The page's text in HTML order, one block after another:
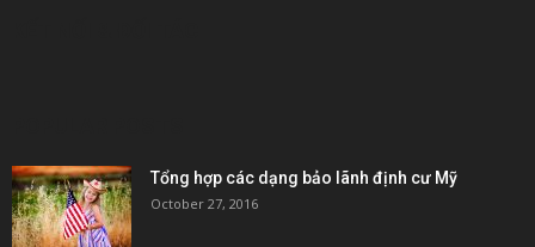
Tổng hợp các dạng bảo lãnh định cư Mỹ
October 27, 2016